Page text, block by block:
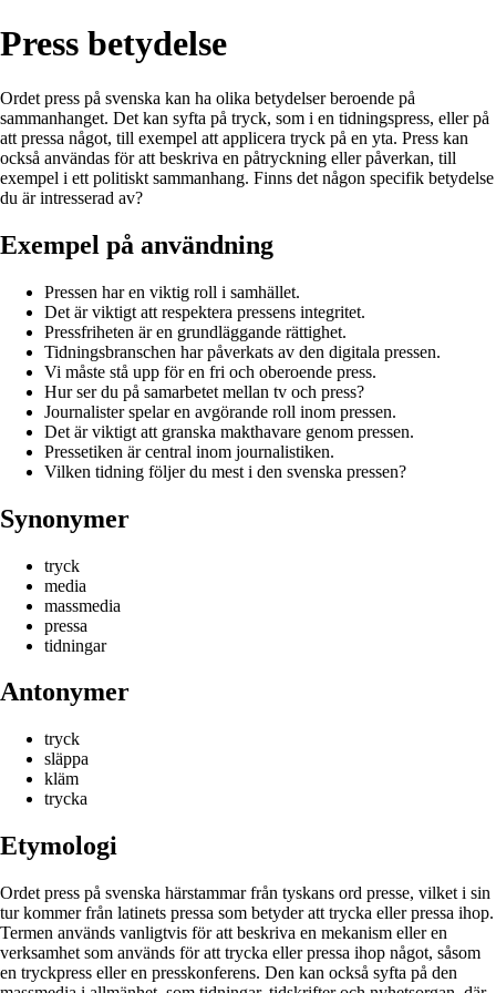
Press betydelse
Ordet press på svenska kan ha olika betydelser beroende på
sammanhanget. Det kan syfta på tryck, som i en tidningspress, eller på
att pressa något, till exempel att applicera tryck på en yta. Press kan
också användas för att beskriva en påtryckning eller påverkan, till
exempel i ett politiskt sammanhang. Finns det någon specifik betydelse
du är intresserad av?
Exempel på användning
Pressen har en viktig roll i samhället.
Det är viktigt att respektera pressens integritet.
Pressfriheten är en grundläggande rättighet.
Tidningsbranschen har påverkats av den digitala pressen.
Vi måste stå upp för en fri och oberoende press.
Hur ser du på samarbetet mellan tv och press?
Journalister spelar en avgörande roll inom pressen.
Det är viktigt att granska makthavare genom pressen.
Pressetiken är central inom journalistiken.
Vilken tidning följer du mest i den svenska pressen?
Synonymer
tryck
media
massmedia
pressa
tidningar
Antonymer
tryck
släppa
kläm
trycka
Etymologi
Ordet press på svenska härstammar från tyskans ord presse, vilket i sin
tur kommer från latinets pressa som betyder att trycka eller pressa ihop.
Termen används vanligtvis för att beskriva en mekanism eller en
verksamhet som används för att trycka eller pressa ihop något, såsom
en tryckpress eller en presskonferens. Den kan också syfta på den